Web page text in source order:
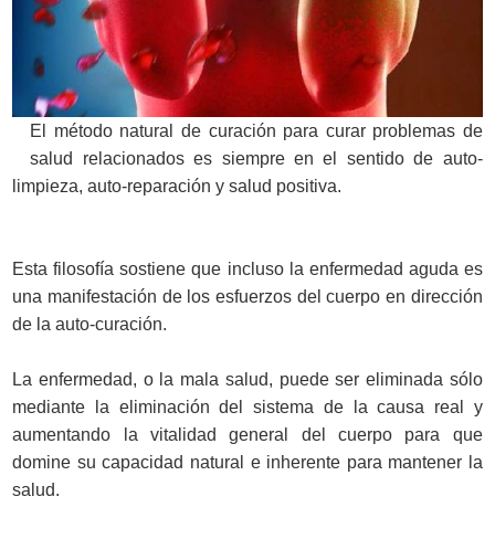
El método natural de curación para curar problemas de
salud relacionados es siempre en el sentido de auto-
limpieza, auto-reparación y salud positiva.
Esta filosofía sostiene que incluso la enfermedad aguda es
una manifestación de los esfuerzos del cuerpo en dirección
de la auto-curación.
La enfermedad, o la mala salud, puede ser eliminada sólo
mediante la eliminación del sistema de la causa real y
aumentando la vitalidad general del cuerpo para que
domine su capacidad natural e inherente para mantener la
salud.